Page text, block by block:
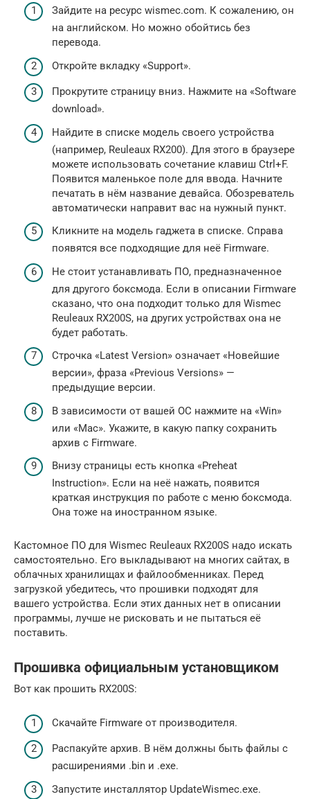
Зайдите на ресурс wismec.com. К сожалению, он
на английском. Но можно обойтись без
перевода.
Откройте вкладку «Support».
Прокрутите страницу вниз. Нажмите на «Software
download».
Найдите в списке модель своего устройства
(например, Reuleaux RX200). Для этого в браузере
можете использовать сочетание клавиш Ctrl+F.
Появится маленькое поле для ввода. Начните
печатать в нём название девайса. Обозреватель
автоматически направит вас на нужный пункт.
Кликните на модель гаджета в списке. Справа
появятся все подходящие для неё Firmware.
Не стоит устанавливать ПО, предназначенное
для другого боксмода. Если в описании Firmware
сказано, что она подходит только для Wismec
Reuleaux RX200S, на других устройствах она не
будет работать.
Строчка «Latest Version» означает «Новейшие
версии», фраза «Previous Versions» —
предыдущие версии.
В зависимости от вашей ОС нажмите на «Win»
или «Mac». Укажите, в какую папку сохранить
архив с Firmware.
Внизу страницы есть кнопка «Preheat
Instruction». Если на неё нажать, появится
краткая инструкция по работе с меню боксмода.
Она тоже на иностранном языке.
Кастомное ПО для Wismec Reuleaux RX200S надо искать
самостоятельно. Его выкладывают на многих сайтах, в
облачных хранилищах и файлообменниках. Перед
загрузкой убедитесь, что прошивки подходят для
вашего устройства. Если этих данных нет в описании
программы, лучше не рисковать и не пытаться её
поставить.
Прошивка официальным установщиком
Вот как прошить RX200S:
Скачайте Firmware от производителя.
Распакуйте архив. В нём должны быть файлы с
расширениями .bin и .exe.
Запустите инсталлятор UpdateWismec.exe.